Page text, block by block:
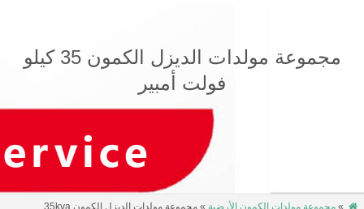
مجموعة مولدات الديزل الكمون 35 كيلو
فولت أمبير
مولدات الكمون الأرضية» مجموعة مولدات الديزل الكمون 35kva